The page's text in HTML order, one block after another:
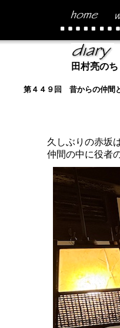
田村亮の
第４４９回 昔からの仲間
久しぶりの赤坂
仲間の中に役者